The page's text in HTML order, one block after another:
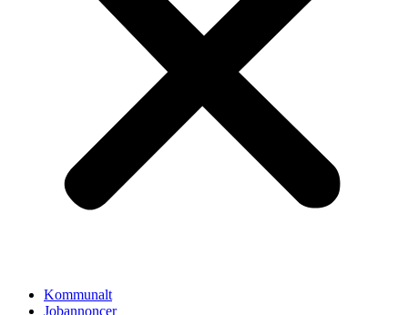
Kommunalt
Jobannoncer